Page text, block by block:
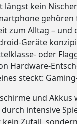
längst kein
zum Alltag – und
Geräte
oder
Hardware-
steckt:
und Akkus
intensive
kein Zufall,